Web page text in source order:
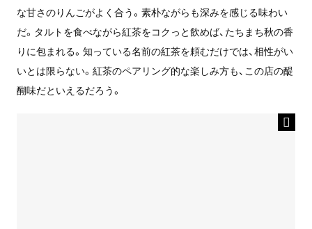
な甘さのりんごがよく合う。素朴ながらも深みを感じる味わい
だ。タルトを食べながら紅茶をコクっと飲めば、たちまち秋の香
りに包まれる。 知っている名前の紅茶を頼むだけでは、相性がい
いとは限らない。 紅茶のペアリング的な楽しみ方も、この店の醍
醐味だといえるだろう。